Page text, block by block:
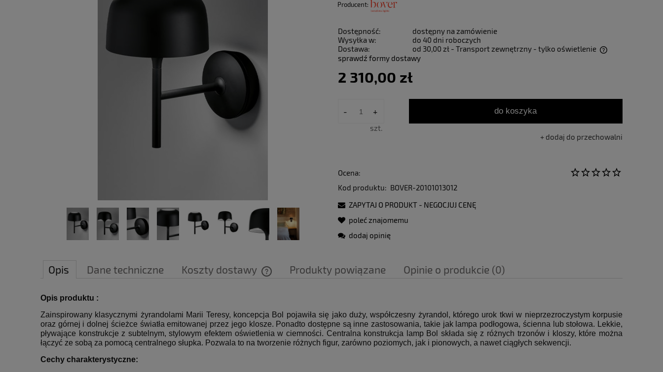
Producent:
Dostępność:
dostępny na zamówienie
Wysyłka w:
do 40 dni roboczych
Dostawa:
od 30,00 zł - Transport zewnętrzny - tylko oświetlenie
sprawdź formy dostawy
2 310,00 zł
- +
szt.
do koszyka
dodaj do przechowalni
Ocena:
Kod produktu: BOVER-20101013012
ZAPYTAJ O PRODUKT - NEGOCJUJ CENĘ
poleć znajomemu
dodaj opinię
Opis Dane techniczne Koszty dostawy Produkty powiązane Opinie o produkcie (0)
Opis produktu :
Zainspirowany klasycznymi żyrandolami Marii Teresy, koncepcja Bol pojawiła się jako duży, współczesny żyrandol, którego urok tkwi w nieprzezroczystym korpusie
oraz górnej i dolnej ścieżce światła emitowanej przez jego klosze. Ponadto dostępne są inne zastosowania, takie jak lampa podłogowa, ścienna lub stołowa. Lekkie,
pływające konstrukcje z subtelnym, stylowym efektem oświetlenia w ciemności. Centralna konstrukcja lamp Bol składa się z różnych trzonów i kloszy, które można
łączyć ze sobą za pomocą centralnego słupka. Pozwala to na tworzenie różnych figur, zarówno poziomych, jak i pionowych, a nawet ciągłych sekwencji.
Cechy charakterystyczne: